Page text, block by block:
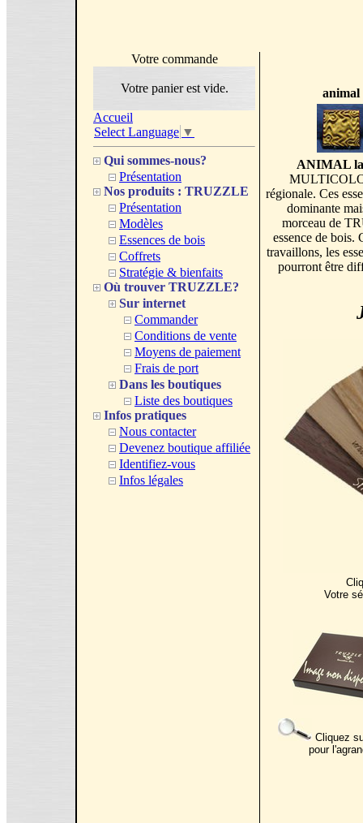
Votre commande
Votre panier est vide.
Accueil
Select Language ▼
Qui sommes-nous?
Présentation
Nos produits : TRUZZLE
Présentation
Modèles
Essences de bois
Coffrets
Stratégie & bienfaits
Où trouver TRUZZLE?
Sur internet
Commander
Conditions de vente
Moyens de paiement
Frais de port
Dans les boutiques
Liste des boutiques
Infos pratiques
Nous contacter
Devenez boutique affiliée
Identifiez-vous
Infos légales
animal
ANIMAL
régionale. Ces
dominante
morceau de
essence de bois.
travaillons, les
pourront être
Votre
Cliquez
pour